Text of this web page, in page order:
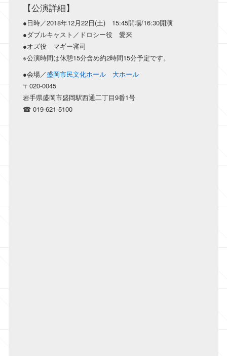
【公演詳細】
●日時／2018年12月22日(土) 15:45開場/16:30開演
●ダブルキャスト／ドロシー役 愛来
●オズ役 マギー審司
※公演時間は休憩15分含め約2時間15分予定です。
●会場／盛岡市民文化ホール 大ホール
〒020-0045
岩手県盛岡市盛岡駅西通二丁目9番1号
☎ 019-621-5100